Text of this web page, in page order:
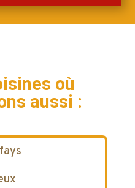
où
aussi :